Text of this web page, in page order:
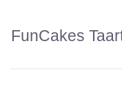
FunCakes